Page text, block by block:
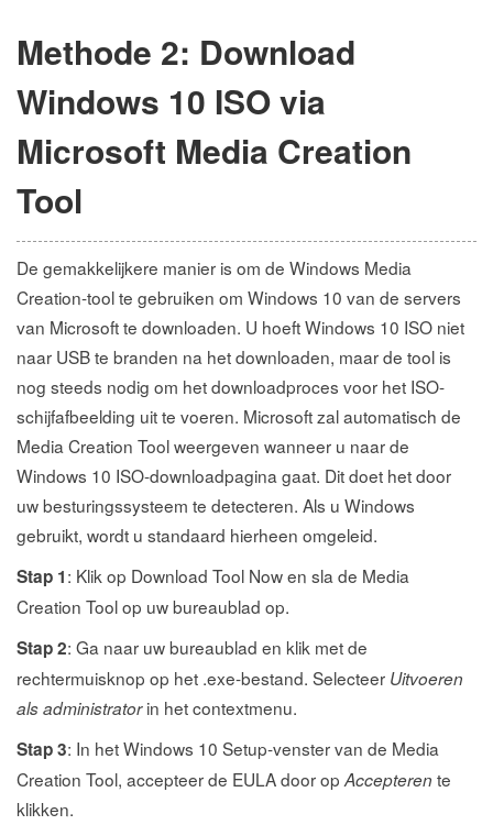
Methode 2: Download
Windows 10 ISO via
Microsoft Media Creation
Tool
De gemakkelijkere manier is om de Windows Media
Creation-tool te gebruiken om Windows 10 van de servers
van Microsoft te downloaden. U hoeft Windows 10 ISO niet
naar USB te branden na het downloaden, maar de tool is
nog steeds nodig om het downloadproces voor het ISO-
schijfafbeelding uit te voeren. Microsoft zal automatisch de
Media Creation Tool weergeven wanneer u naar de
Windows 10 ISO-downloadpagina gaat. Dit doet het door
uw besturingssysteem te detecteren. Als u Windows
gebruikt, wordt u standaard hierheen omgeleid.
Stap 1: Klik op Download Tool Now en sla de Media
Creation Tool op uw bureaublad op.
Stap 2: Ga naar uw bureaublad en klik met de
rechtermuisknop op het .exe-bestand. Selecteer Uitvoeren
als administratorin het contextmenu.
Stap 3: In het Windows 10 Setup-venster van de Media
Creation Tool, accepteer de EULA door op Accepteren te
klikken.